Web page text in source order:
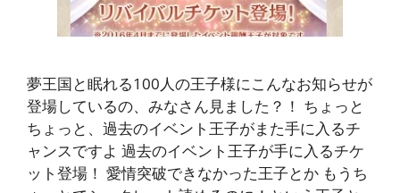
夢王国と眠れる100人の王子様にこんなお知らせが
登場しているの、みなさん見ました？！ ちょっと
ちょっと、過去のイベント王子がまた手に入るチ
ャンスですよ 過去のイベント王子が手に入るチケ
ット登場！ 愛情突破できなかった王子とか もうち